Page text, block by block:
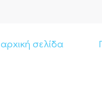
αρχική σελίδα